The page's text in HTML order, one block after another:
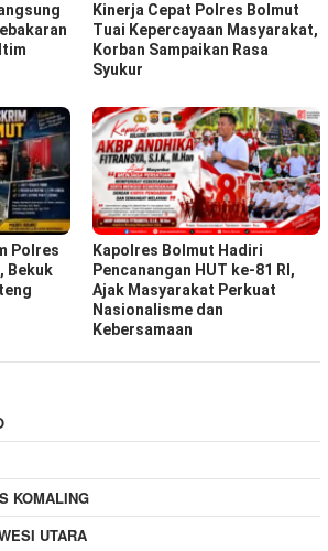
Kinerja Cepat Polres Bolmut
Tuai Kepercayaan Masyarakat,
Korban Sampaikan Rasa
Syukur
Polres
Bekuk
Kapolres Bolmut Hadiri
Pencanangan HUT ke-81 RI,
Ajak Masyarakat Perkuat
Nasionalisme dan
Kebersamaan
KOMALING
UTARA